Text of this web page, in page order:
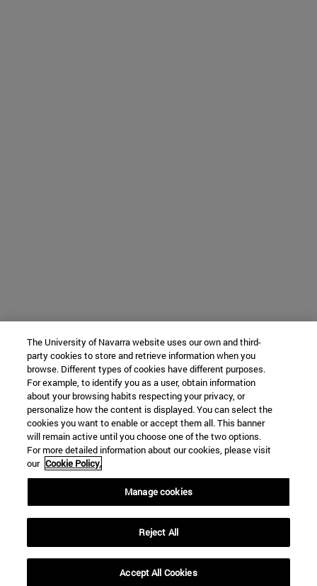
The University of Navarra website uses our own and third-
party cookies to store and retrieve information when you
browse. Different types of cookies have different purposes.
For example, to identify you as a user, obtain information
about your browsing habits respecting your privacy, or
personalize how the content is displayed. You can select the
cookies you want to enable or accept them all. This banner
will remain active until you choose one of the two options.
For more detailed information about our cookies, please visit
our Cookie Policy.
Manage cookies
Reject All
Accept All Cookies